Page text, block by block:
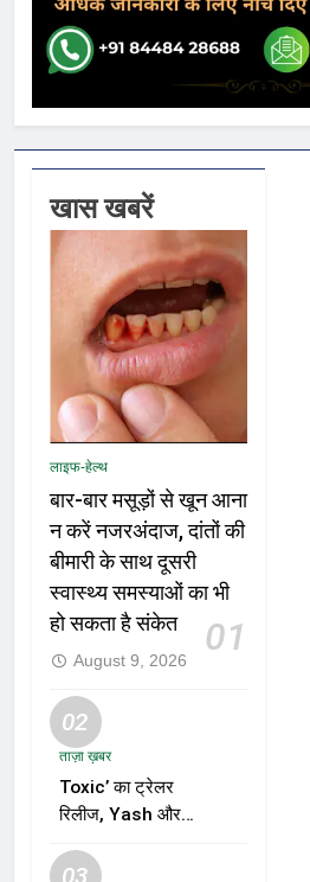
खास खबरें
लाइफ-हेल्थ
बार-बार मसूड़ों से खून आना
न करें नजरअंदाज, दांतों की
बीमारी के साथ दूसरी
स्वास्थ्य समस्याओं का भी
हो सकता है संकेत
01
August 9, 2026
02
ताज़ा ख़बर
Toxic’ का ट्रेलर
रिलीज, Yash और
जोड़ी ने मचाई हलचल,